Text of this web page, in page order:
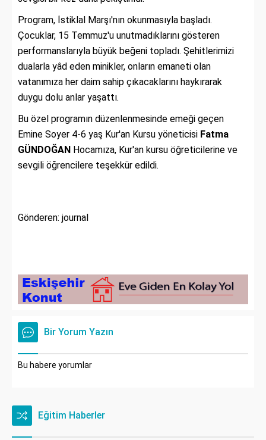
Program, İstiklal Marşı'nın okunmasıyla başladı.
Çocuklar, 15 Temmuz'u unutmadıklarını gösteren
performanslarıyla büyük beğeni topladı. Şehitlerimizi
dualarla yâd eden minikler, onların emaneti olan
vatanımıza her daim sahip çıkacaklarını haykırarak
duygu dolu anlar yaşattı.
Bu özel programın düzenlenmesinde emeği geçen
Emine Soyer 4-6 yaş Kur'an Kursu yöneticisi Fatma
GÜNDOĞAN Hocamıza, Kur'an kursu öğreticilerine ve
sevgili öğrencilere teşekkür edildi.
Gönderen: journal
Bir Yorum Yazın
Bu habere yorumlar
Eğitim Haberler